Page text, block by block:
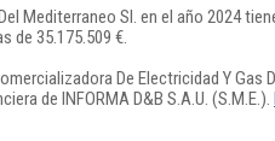
Mediterraneo Sl. en el año 2024
de 35.175.509 €.
De Electricidad Y Gas
de INFORMA D&B S.A.U. (S.M.E.).